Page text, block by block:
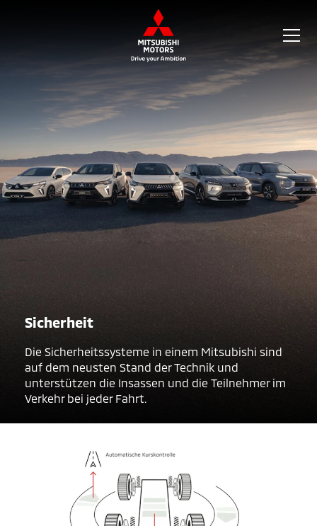
Sicherheit
Die Sicherheitssysteme in einem Mitsubishi sind
auf dem neusten Stand der Technik und
unterstützen die Insassen und die Teilnehmer im
Verkehr bei jeder Fahrt.